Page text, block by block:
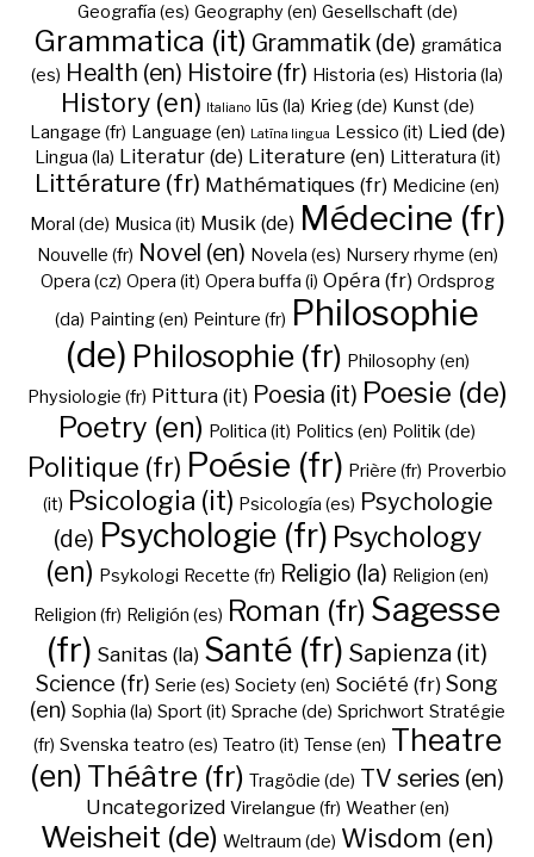
Geografía (es) Geography (en) Gesellschaft (de)
Grammatica (it) Grammatik (de) gramática
(es) Health (en) Histoire (fr) Historia (es) Historia (la)
History (en) Italiano Iūs (la) Krieg (de) Kunst (de)
Langage (fr) Language (en) Latīna lingua Lessico (it) Lied (de)
Lingua (la) Literatur (de) Literature (en) Litteratura (it)
Littérature (fr) Mathématiques (fr) Medicine (en)
Moral (de) Musica (it) Musik (de) Médecine (fr)
Nouvelle (fr) Novel (en) Novela (es) Nursery rhyme (en)
Opera (cz) Opera (it) Opera buffa (i) Opéra (fr) Ordsprog
(da) Painting (en) Peinture (fr) Philosophie
(de) Philosophie (fr) Philosophy (en)
Physiologie (fr) Pittura (it) Poesia (it) Poesie (de)
Poetry (en) Politica (it) Politics (en) Politik (de)
Politique (fr) Poésie (fr) Prière (fr) Proverbio
(it) Psicologia (it) Psicología (es) Psychologie
(de) Psychologie (fr) Psychology
(en) Psykologi Recette (fr) Religio (la) Religion (en)
Religion (fr) Religión (es) Roman (fr) Sagesse
(fr) Sanitas (la) Santé (fr) Sapienza (it)
Science (fr) Serie (es) Society (en) Société (fr) Song
(en) Sophia (la) Sport (it) Sprache (de) Sprichwort Stratégie
(fr) Svenska teatro (es) Teatro (it) Tense (en) Theatre
(en) Théâtre (fr) Tragödie (de) TV series (en)
Uncategorized Virelangue (fr) Weather (en)
Weisheit (de) Weltraum (de) Wisdom (en)